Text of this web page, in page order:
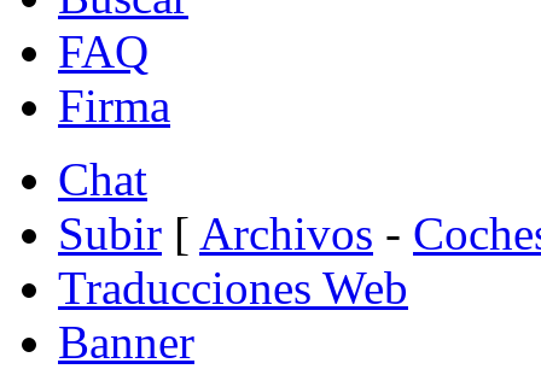
FAQ
Firma
Chat
Subir [ Archivos -
Traducciones Web
Banner